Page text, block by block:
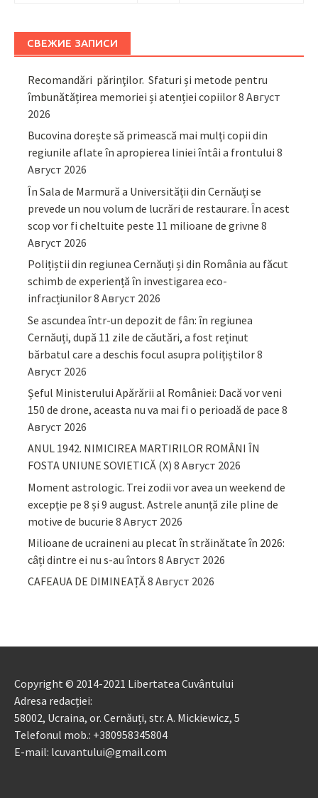
СВЕЖИЕ ЗАПИСИ
Recomandări părinţilor. Sfaturi și metode pentru
îmbunătățirea memoriei și atenției copiilor8 Август
2026
Bucovina dorește să primească mai mulți copii din
regiunile aflate în apropierea liniei întâi a frontului 8
Август 2026
În Sala de Marmură a Universității din Cernăuți se
prevede un nou volum de lucrări de restaurare. În acest
scop vor fi cheltuite peste 11 milioane de grivne 8
Август 2026
Polițiștii din regiunea Cernăuți și din România au făcut
schimb de experiență în investigarea eco-
infracțiunilor8 Август 2026
Se ascundea într-un depozit de fân: în regiunea
Cernăuți, după 11 zile de căutări, a fost reținut
bărbatul care a deschis focul asupra polițiștilor8
Август 2026
Șeful Ministerului Apărării al României: Dacă vor veni
150 de drone, aceasta nu va mai fi o perioadă de pace 8
Август 2026
ANUL 1942. NIMICIREA MARTIRILOR ROMÂNI ÎN
FOSTA UNIUNE SOVIETICĂ (X) 8 Август 2026
Moment astrologic. Trei zodii vor avea un weekend de
excepție pe 8 și 9 august. Astrele anunță zile pline de
motive de bucurie 8 Август 2026
Milioane de ucraineni au plecat în străinătate în 2026:
câți dintre ei nu s-au întors 8 Август 2026
CAFEAUA DE DIMINEAȚĂ8 Август 2026
Copyright © 2014-2021 Libertatea Cuvântului
Adresa redacției:
58002, Ucraina, or. Cernăuți, str. A. Mickiewicz, 5
Telefonul mob.: +380958345804
E-mail: lcuvantului@gmail.com